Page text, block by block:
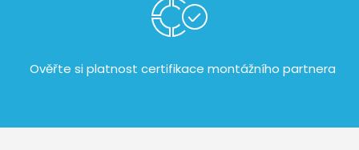
Ověřte si platnost certifikace montážního partnera